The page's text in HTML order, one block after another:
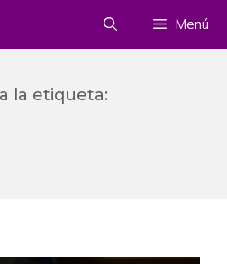
Menú
la etiqueta: